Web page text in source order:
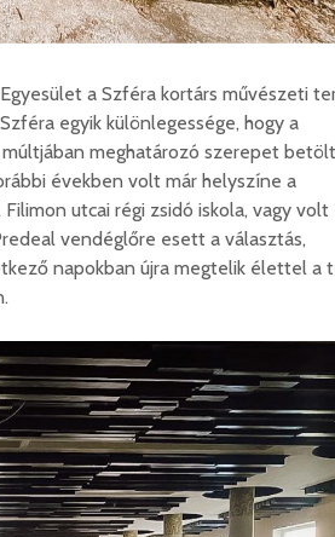
a Szféra kortárs művészeti
egyik különlegessége, hogy a
meghatározó szerepet
években volt már helyszíne a
utcai régi zsidó iskola, vagy volt
vendéglőre esett a választás,
napokban újra megtelik élettel a
közelebb kerül
Bukovina
Hétfőtől kiválthatók a
bérletek
2026. augusztus 05.
Indul a Bethlen Gábor
Közéleti Akadémia
2026. augusztus 04.
2026. augusztus 04.
Új online csalásra
figyelmeztet a
rendőrség: hamis
gyorshajtási
bírságokról küldenek
üzeneteket